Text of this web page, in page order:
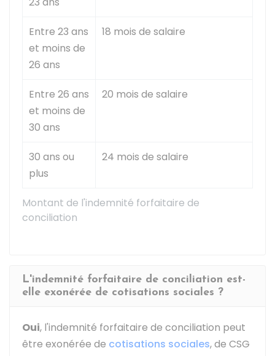
Montant de l'indemnité forfaitaire de
conciliation
Entre 23 ans
et moins de
26 ans
18 mois de salaire
Entre 26 ans
et moins de
30 ans
20 mois de salaire
30 ans ou
plus
24 mois de salaire
L'indemnité forfaitaire de conciliation est-
elle exonérée de cotisations sociales ?
Oui, l'indemnité forfaitaire de conciliation peut
être exonérée de cotisations sociales, de CSG